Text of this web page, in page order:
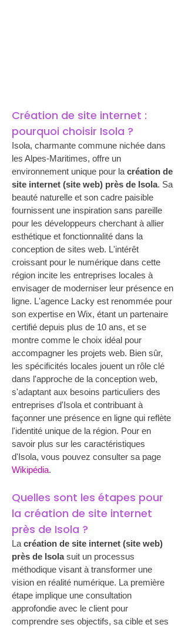
Création de site internet :
pourquoi choisir Isola ?
Isola, charmante commune nichée dans
les Alpes-Maritimes, offre un
environnement unique pour la création de
site internet (site web) près de Isola. Sa
beauté naturelle et son cadre paisible
fournissent une inspiration sans pareille
pour les développeurs cherchant à allier
esthétique et fonctionnalité dans la
conception de sites web. L'intérêt
croissant pour le numérique dans cette
région incite les entreprises locales à
envisager de moderniser leur présence en
ligne. L'agence Lacky est renommée pour
son expertise en Wix, étant un partenaire
certifié depuis plus de 10 ans, et se
montre comme le choix idéal pour
accompagner les projets web. Bien sûr,
les spécificités locales jouent un rôle clé
dans l'approche de la conception web,
s'adaptant aux besoins particuliers des
entreprises d'Isola et contribuant à
façonner une présence en ligne qui reflète
l'identité unique de la région. Pour en
savoir plus sur les caractéristiques
d'Isola, vous pouvez consulter sa page
Wikipédia.
Quelles sont les étapes pour
la création de site internet
près de Isola ?
La création de site internet (site web)
près de Isola suit un processus
méthodique visant à transformer une
vision en réalité numérique. La première
étape implique une consultation
approfondie avec le client pour
comprendre ses objectifs, sa cible et ses